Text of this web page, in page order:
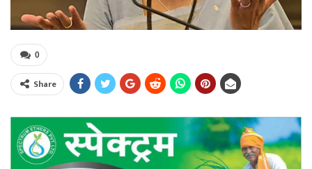
0
Share